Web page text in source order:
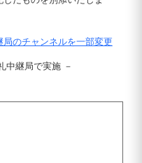
のチャンネルを一部変更
で実施 －